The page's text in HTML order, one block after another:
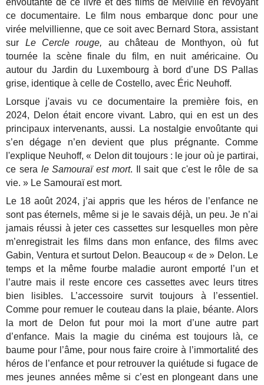
envoûtante de ce livre et des films de Melville en revoyant
ce documentaire. Le film nous embarque donc pour une
virée melvillienne, que ce soit avec Bernard Stora, assistant
sur Le Cercle rouge, au château de Monthyon, où fut
tournée la scène finale du film, en nuit américaine. Ou
autour du Jardin du Luxembourg à bord d’une DS Pallas
grise, identique à celle de Costello, avec Éric Neuhoff.
Lorsque j'avais vu ce documentaire la première fois, en
2024, Delon était encore vivant. Labro, qui en est un des
principaux intervenants, aussi. La nostalgie envoûtante qui
s’en dégage n’en devient que plus prégnante. Comme
l'explique Neuhoff, « Delon dit toujours : le jour où je partirai,
ce sera le Samouraï est mort. Il sait que c'est le rôle de sa
vie. » Le Samouraï est mort.
Le 18 août 2024, j’ai appris que les héros de l’enfance ne
sont pas éternels, même si je le savais déjà, un peu. Je n’ai
jamais réussi à jeter ces cassettes sur lesquelles mon père
m’enregistrait les films dans mon enfance, des films avec
Gabin, Ventura et surtout Delon. Beaucoup « de » Delon. Le
temps et la même fourbe maladie auront emporté l’un et
l’autre mais il reste encore ces cassettes avec leurs titres
bien lisibles. L’accessoire survit toujours à l’essentiel.
Comme pour remuer le couteau dans la plaie, béante. Alors
la mort de Delon fut pour moi la mort d’une autre part
d’enfance. Mais la magie du cinéma est toujours là, ce
baume pour l’âme, pour nous faire croire à l’immortalité des
héros de l’enfance et pour retrouver la quiétude si fugace de
mes jeunes années même si c’est en plongeant dans une